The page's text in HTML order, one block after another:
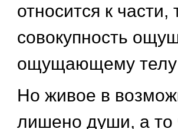
относится к
совокупность
ощущающему
Но живое в
лишено души, а то